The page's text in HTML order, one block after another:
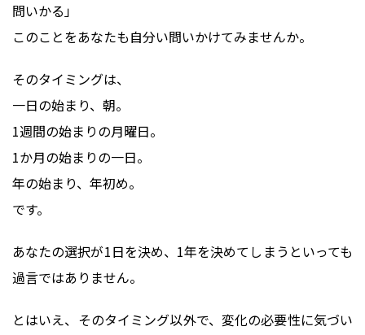
問いかる」
このことをあなたも自分い問いかけてみませんか。
そのタイミングは、
一日の始まり、朝。
1週間の始まりの月曜日。
1か月の始まりの一日。
年の始まり、年初め。
です。
あなたの選択が1日を決め、1年を決めてしまうといっても
過言ではありません。
とはいえ、そのタイミング以外で、変化の必要性に気づい